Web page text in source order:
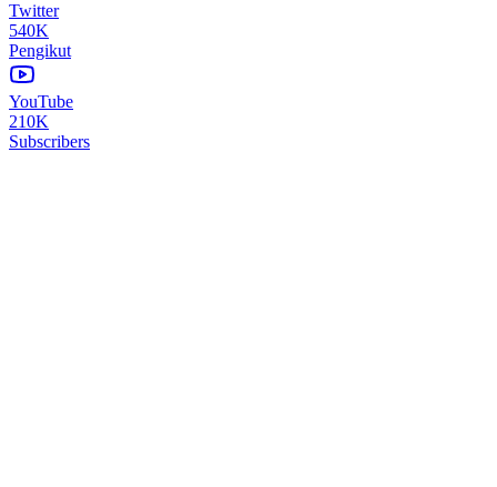
Twitter
540K
Pengikut
YouTube
210K
Subscribers